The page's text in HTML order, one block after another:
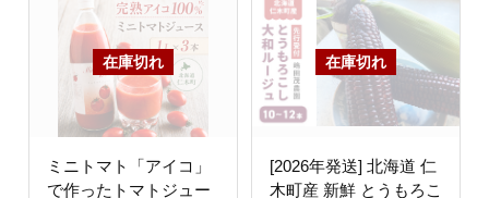
ミニトマト「アイコ」
で作ったトマトジュー
[2026年発送] 北海道 仁
木町産 新鮮 とうもろこ